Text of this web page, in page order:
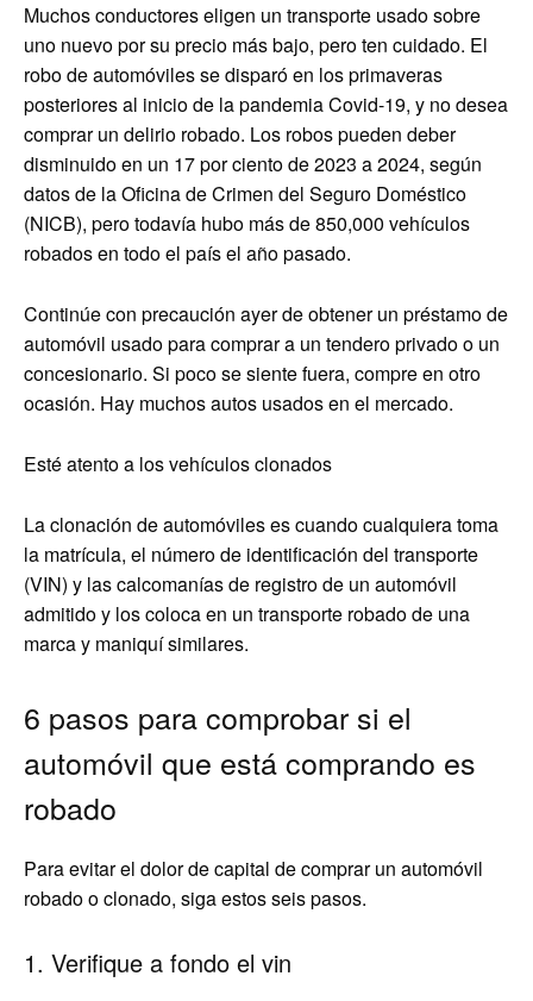
Muchos conductores eligen un transporte usado sobre
uno nuevo por su precio más bajo, pero ten cuidado. El
robo de automóviles se disparó en los primaveras
posteriores al inicio de la pandemia Covid-19, y no desea
comprar un delirio robado. Los robos pueden deber
disminuido en un 17 por ciento de 2023 a 2024, según
datos de la Oficina de Crimen del Seguro Doméstico
(NICB), pero todavía hubo más de 850,000 vehículos
robados en todo el país el año pasado.
Continúe con precaución ayer de obtener un préstamo de
automóvil usado para comprar a un tendero privado o un
concesionario. Si poco se siente fuera, compre en otro
ocasión. Hay muchos autos usados ​​en el mercado.
Esté atento a los vehículos clonados
La clonación de automóviles es cuando cualquiera toma
la matrícula, el número de identificación del transporte
(VIN) y las calcomanías de registro de un automóvil
admitido y los coloca en un transporte robado de una
marca y maniquí similares.
6 pasos para comprobar si el
automóvil que está comprando es
robado
Para evitar el dolor de capital de comprar un automóvil
robado o clonado, siga estos seis pasos.
1. Verifique a fondo el vin